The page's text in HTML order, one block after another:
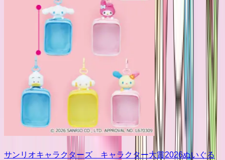
サンリオキャラクターズ キャラクター大賞2026ぬいぐる